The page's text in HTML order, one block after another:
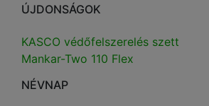
ÚJDONSÁGOK
KASCO védőfelszerelés szett
Mankar-Two 110 Flex
NÉVNAP